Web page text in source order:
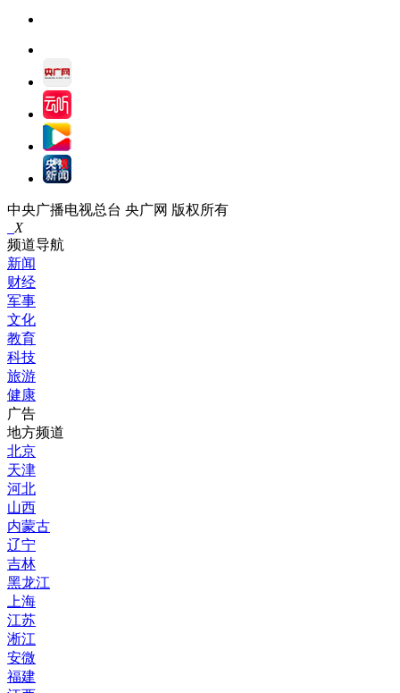
中央广播电视总台 央广网 版权所有
X
频道导航
新闻
财经
军事
文化
教育
科技
旅游
健康
广告
地方频道
北京
天津
河北
山西
内蒙古
辽宁
吉林
黑龙江
上海
江苏
淅江
安微
福建